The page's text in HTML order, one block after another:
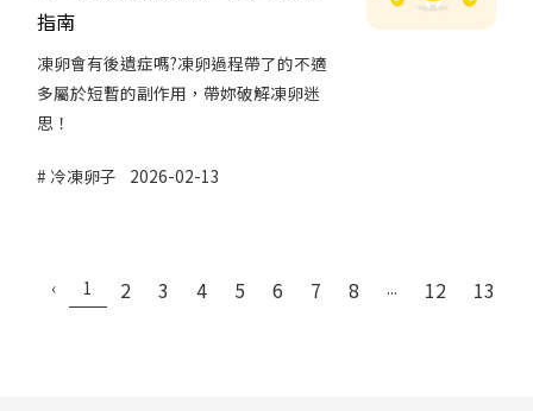
指南
凍卵會有後遺症嗎?凍卵過程帶了的不適
多屬於短暫的副作用，帶妳破解凍卵迷
思！
冷凍卵子 2026-02-13
‹ 1 2 3 4 5 6 7 8 ... 12 13